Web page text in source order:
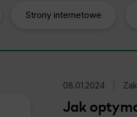
Reklama
Reklama
Ads
Strony internetowe
08.01.2024
Jak